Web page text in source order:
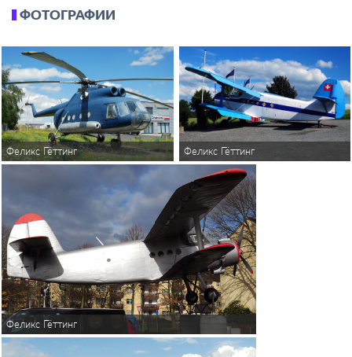
ФОТОГРАФИИ
Феликс Гёттинг Феликс Гёттинг
Феликс Гёттинг